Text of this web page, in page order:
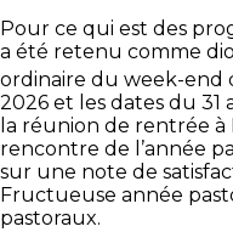
Pour ce qui est des
a été retenu comme
ordinaire du week-end
2026 et les dates du
la réunion de rentrée
rencontre de l’année
sur une note de
Fructueuse année
pastoraux.